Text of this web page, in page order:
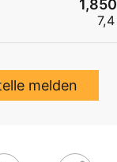
1,850
7,4
melden